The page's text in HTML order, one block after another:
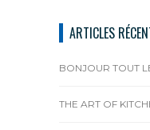
ARTICLES
BONJOUR TOUT
THE ART OF